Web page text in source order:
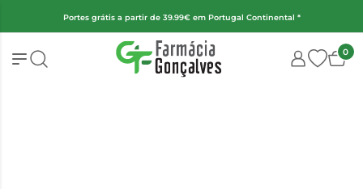
(Exceto fraldas, alimentação infantil e encomendas superiores a 2kg)
0